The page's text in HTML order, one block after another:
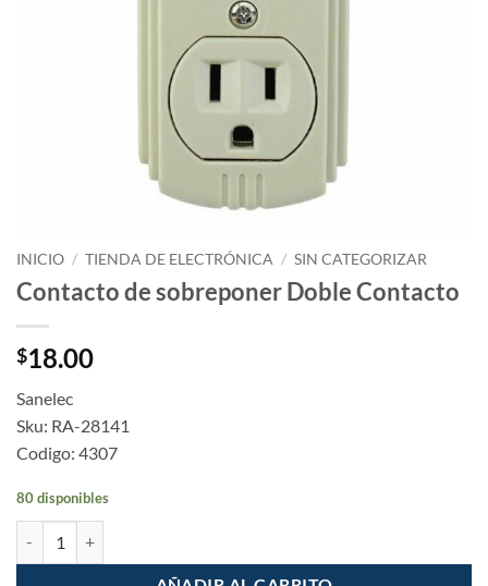
INICIO / TIENDA DE ELECTRÓNICA / SIN CATEGORIZAR
Contacto de sobreponer Doble Contacto
$18.00
Sanelec
Sku: RA-28141
Codigo: 4307
80 disponibles